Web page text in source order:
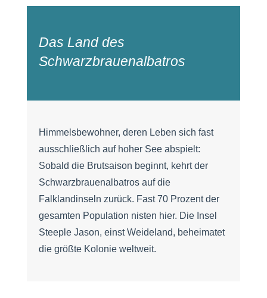
Das Land des
Schwarzbrauenalbatros
Himmelsbewohner, deren Leben sich fast
ausschließlich auf hoher See abspielt:
Sobald die Brutsaison beginnt, kehrt der
Schwarzbrauenalbatros auf die
Falklandinseln zurück. Fast 70 Prozent der
gesamten Population nisten hier. Die Insel
Steeple Jason, einst Weideland, beheimatet
die größte Kolonie weltweit.